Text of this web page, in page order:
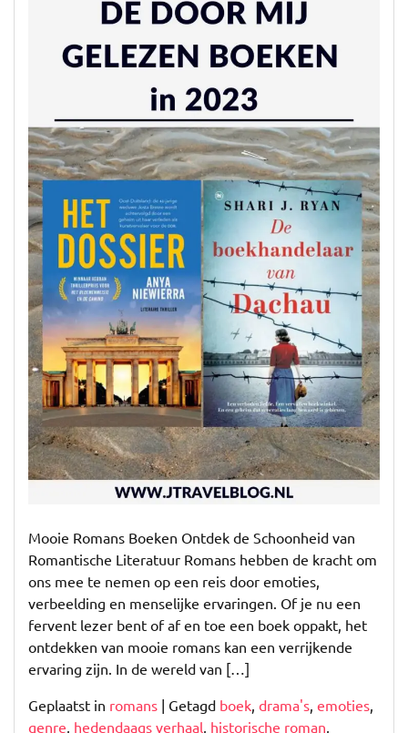
in
Wereld
Romans
–
Boeken
Betoveren
Mooie Romans Boeken Ontdek de Schoonheid van
Romantische Literatuur Romans hebben de kracht om
ons mee te nemen op een reis door emoties,
verbeelding en menselijke ervaringen. Of je nu een
fervent lezer bent of af en toe een boek oppakt, het
ontdekken van mooie romans kan een verrijkende
ervaring zijn. In de wereld van […]
Geplaatst in romans | Getagd boek drama's emoties
genre hedendaags verhaal historische roman